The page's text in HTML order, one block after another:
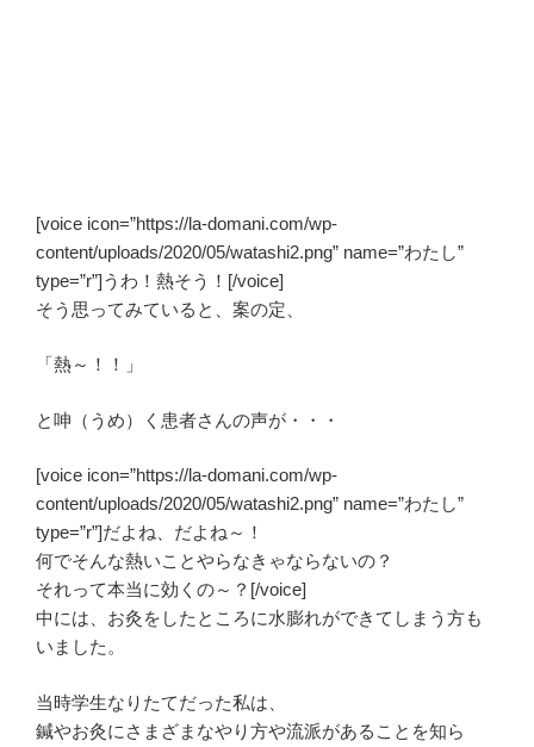
[voice icon=”https://la-domani.com/wp-
content/uploads/2020/05/watashi2.png” name=”わたし”
type=”r”]うわ！熱そう！[/voice]
そう思ってみていると、案の定、
「熱～！！」
と呻（うめ）く患者さんの声が・・・
[voice icon=”https://la-domani.com/wp-
content/uploads/2020/05/watashi2.png” name=”わたし”
type=”r”]だよね、だよね～！
何でそんな熱いことやらなきゃならないの？
それって本当に効くの～？[/voice]
中には、お灸をしたところに水膨れができてしまう方も
いました。
当時学生なりたてだった私は、
鍼やお灸にさまざまなやり方や流派があることを知ら